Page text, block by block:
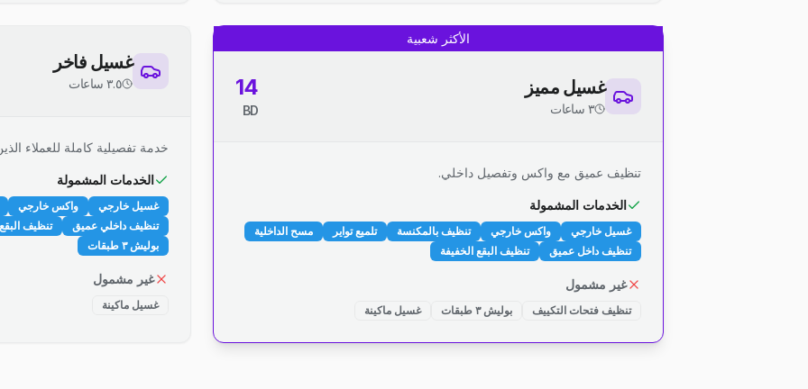
الأكثر شعبية
غسيل مميز
٣ ساعات
14
BD
تنظيف عميق مع واكس وتفصيل داخلي.
الخدمات المشمولة
غسيل خارجي واكس خارجي تنظيف بالمكنسة تلميع تواير
مسح الداخلية
تنظيف داخل عميق
تنظيف البقع الخفيفة
غير مشمول
تنظيف فتحات التكييف بوليش ٣ طبقات غسيل ماكينة
غسيل فاخر
٣.٥ ساعات
خدمة تفصيلية كاملة للعملاء
الخدمات المشمولة
غسيل خارجي واكس خارجي
تنظيف داخلي عميق
تنظيف
بوليش ٣ طبقات
غير مشمول
غسيل ماكينة